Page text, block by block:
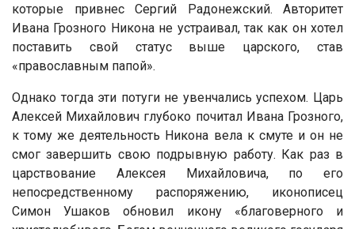
которые привнес Сергий Радонежский. Авторитет
Ивана Грозного Никона не устраивал, так как он хотел
поставить свой статус выше царского, став
«православным папой».
Однако тогда эти потуги не увенчались успехом. Царь
Алексей Михайлович глубоко почитал Ивана Грозного,
к тому же деятельность Никона вела к смуте и он не
смог завершить свою подрывную работу. Как раз в
царствование Алексея Михайловича, по его
непосредственному распоряжению, иконописец
Симон Ушаков обновил икону «благоверного и